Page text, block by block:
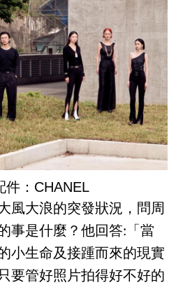
件：CHANEL
風大浪的突發狀況，問周
事是什麼？他回答:「當
小生命及接踵而來的現實
要管好照片拍得好不好的